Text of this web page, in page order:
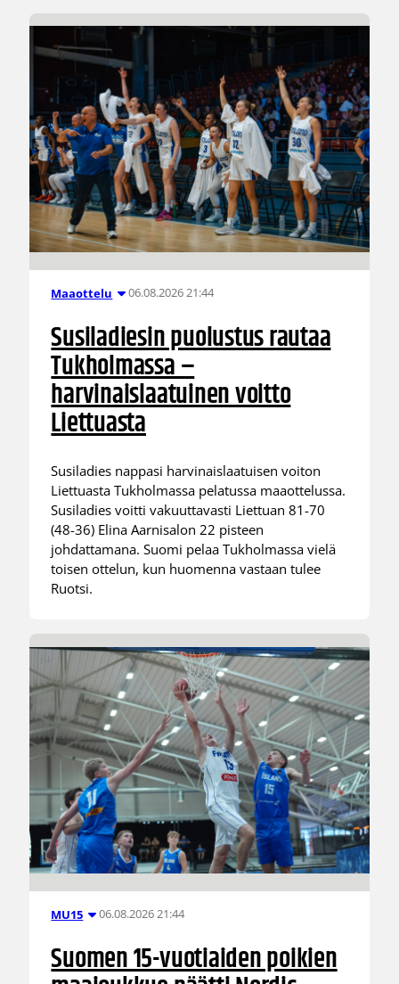
Maaottelu 06.08.2026 21:44
Susiladiesin puolustus rautaa
Tukholmassa –
harvinaislaatuinen voitto
Liettuasta
Susiladies nappasi harvinaislaatuisen voiton
Liettuasta Tukholmassa pelatussa maaottelussa.
Susiladies voitti vakuuttavasti Liettuan 81-70
(48-36) Elina Aarnisalon 22 pisteen
johdattamana. Suomi pelaa Tukholmassa vielä
toisen ottelun, kun huomenna vastaan tulee
Ruotsi.
MU15 06.08.2026 21:44
Suomen 15-vuotiaiden poikien